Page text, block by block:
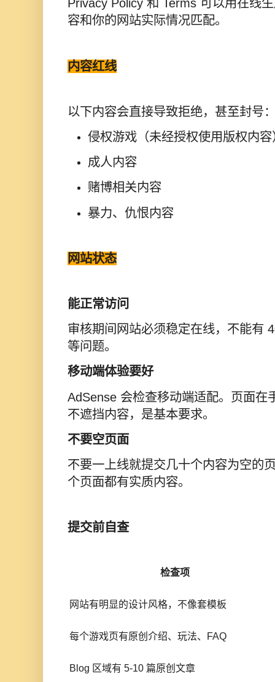
Privacy Policy 和 Terms 可以用在线
容和你的网站实际情况匹配。
内容红线
以下内容会直接导致拒绝，甚至封号
侵权游戏（未经授权使用版权内容
成人内容
赌博相关内容
暴力、仇恨内容
网站状态
能正常访问
审核期间网站必须稳定在线，不能有
等问题。
移动端体验要好
AdSense 会检查移动端适配。页面在
不遮挡内容，是基本要求。
不要空页面
不要一上线就提交几十个内容为空的
个页面都有实质内容。
提交前自查
检查项
网站有明显的设计风格，不像套模板
每个游戏页有原创介绍、玩法、FAQ
Blog 区域有 5-10 篇原创文章